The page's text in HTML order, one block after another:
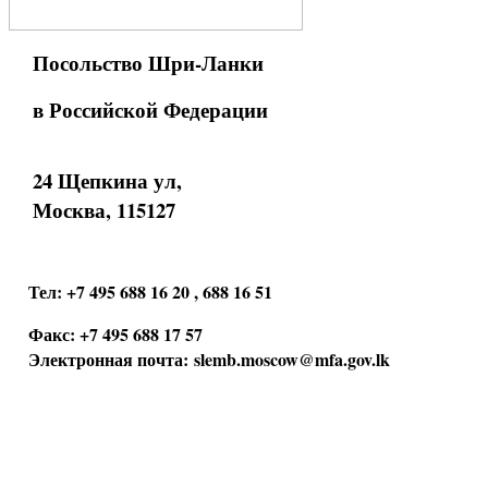
Посольство Шри-Ланки
в Российской Федерации
24 Щепкина ул,
Москва, 115127
Тел: +7 495 688 16 20 , 688 16 51
Факс: +7 495 688 17 57
Электронная почта: slemb.moscow@mfa.gov.lk